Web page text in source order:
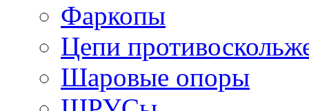
Фаркопы
Цепи
Шаровые опоры